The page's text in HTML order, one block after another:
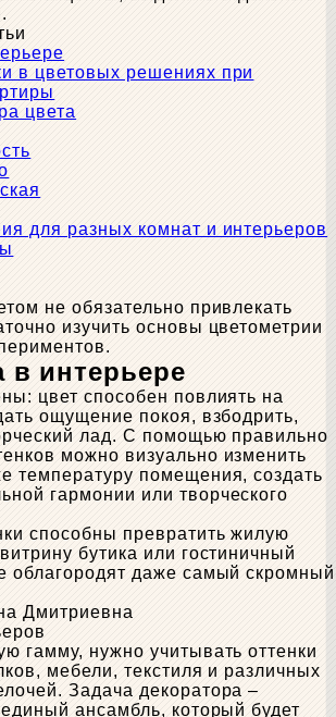
в цветовых решениях при
цвета
для разных комнат и интерьеров
не обязательно привлекать
изучить основы цветометрии
в интерьере
цвет способен повлиять на
ощущение покоя, взбодрить,
лад. С помощью правильно
можно визуально изменить
температуру помещения, создать
гармонии или творческого
способны превратить жилую
бутика или гостиничный
облагородят даже самый скромный
Дмитриевна
гамму, нужно учитывать оттенки
мебели, текстиля и различных
Задача декоратора –
ансамбль, который будет